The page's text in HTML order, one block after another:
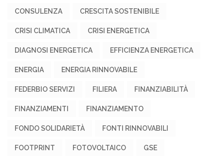
CONSULENZA CRESCITA SOSTENIBILE
CRISI CLIMATICA CRISI ENERGETICA
DIAGNOSI ENERGETICA EFFICIENZA ENERGETICA
ENERGIA ENERGIA RINNOVABILE
FEDERBIO SERVIZI FILIERA FINANZIABILITÀ
FINANZIAMENTI FINANZIAMENTO
FONDO SOLIDARIETÀ FONTI RINNOVABILI
FOOTPRINT FOTOVOLTAICO GSE